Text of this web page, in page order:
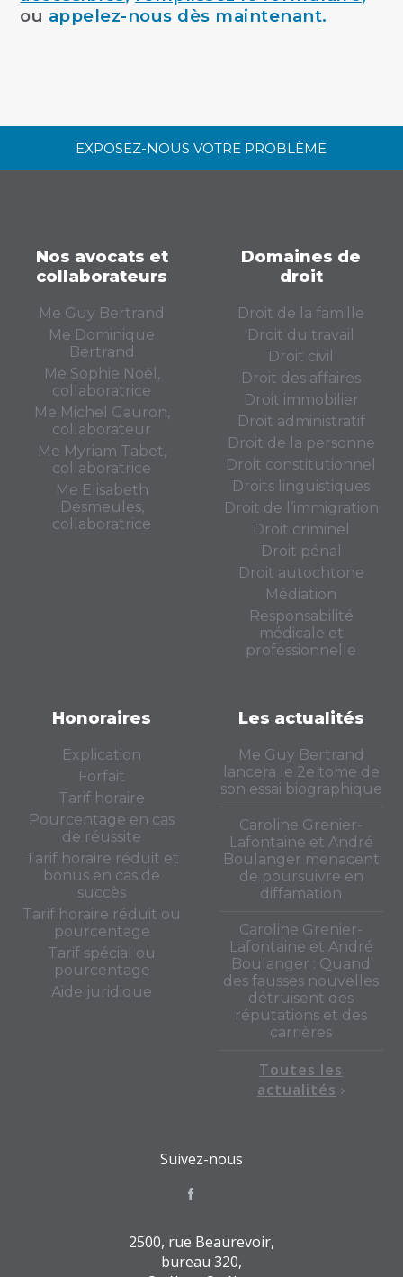
ou appelez-nous dès maintenant.
EXPOSEZ-NOUS VOTRE PROBLÈME
Nos avocats et
collaborateurs
Me Guy Bertrand
Me Dominique
Bertrand
Me Sophie Noël,
collaboratrice
Me Michel Gauron,
collaborateur
Me Myriam Tabet,
collaboratrice
Me Elisabeth
Desmeules,
collaboratrice
Domaines de
droit
Droit de la famille
Droit du travail
Droit civil
Droit des affaires
Droit immobilier
Droit administratif
Droit de la personne
Droit constitutionnel
Droits linguistiques
Droit de l’immigration
Droit criminel
Droit pénal
Droit autochtone
Médiation
Responsabilité
médicale et
professionnelle
Honoraires
Explication
Forfait
Tarif horaire
Pourcentage en cas
de réussite
Tarif horaire réduit et
bonus en cas de
succès
Tarif horaire réduit ou
pourcentage
Tarif spécial ou
pourcentage
Aide juridique
Les actualités
Me Guy Bertrand
lancera le 2e tome de
son essai biographique
Caroline Grenier-
Lafontaine et André
Boulanger menacent
de poursuivre en
diffamation
Caroline Grenier-
Lafontaine et André
Boulanger : Quand
des fausses nouvelles
détruisent des
réputations et des
carrières
Toutes les
actualités
Suivez-nous
2500, rue Beaurevoir,
bureau 320,